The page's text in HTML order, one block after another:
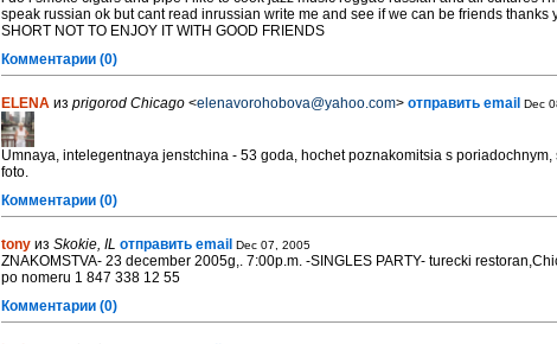
speak russian ok but cant read inrussian write me and see if we can be friends thanks
SHORT NOT TO ENJOY IT WITH GOOD FRIENDS
Комментарии (0)
ELENA из prigorod Chicago <elenavorohobova@yahoo.com> отправить email Dec
Umnaya, intelegentnaya jenstchina - 53 goda, hochet poznakomitsia s
foto.
Комментарии (0)
tony из Skokie, IL отправить email Dec 07, 2005
ZNAKOMSTVA- 23 december 2005g,. 7:00p.m. -SINGLES PARTY- turecki
po nomeru 1 847 338 12 55
Комментарии (0)